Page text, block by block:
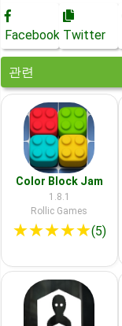
Facebook Twitter
관련
Color Block Jam
1.8.1
Rollic Games
★★★★★(5)